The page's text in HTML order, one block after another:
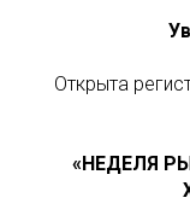
Открыта
«НЕДЕЛЯ